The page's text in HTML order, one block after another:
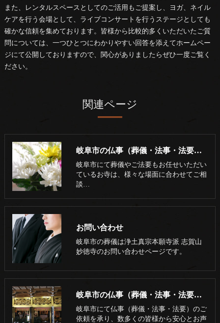
また、レンタルスペースとしてのご活用もご提案し、ヨガ、ネイル
ケアを行う会場として、ライブコンサートを行うステージとしても
確かな信頼を集めております。皆様から比較的多くいただいたご質
問については、一つひとつにわかりやすい回答を添えてホームペー
ジにて公開しておりますので、関心がありましたらぜひ一度ご覧く
ださい。
関連ページ
岐阜市の仏事（葬儀・法事・法要）･浄土真宗本願寺派 志賀山 妙徳寺の評判
岐阜市にて葬儀やご法要もお任せいただい
ているお寺は、様々な場面に合わせてご相
談…
お問い合わせ
岐阜市の葬儀は浄土真宗本願寺派 志賀山
妙徳寺のお問い合わせページです。
岐阜市の仏事（葬儀・法事・法要）･浄土真宗本願寺派 志賀山 妙徳寺の口コミ情報
岐阜市にて仏事（葬儀・法事・法要）のご
依頼を承り、数多くの皆様から安心とお声